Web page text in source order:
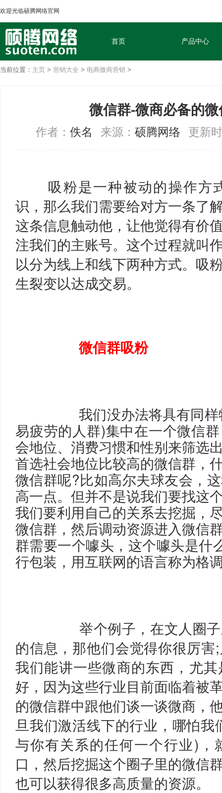
欢迎光临硕腾网络官网
首页 产品中心
当前位置： 主页 > 营销大全 > 电商微商营销 >
微信群-微商必备的
作者：佚名 来源：硕腾网络 更新
吸粉是一种被动的操作方
识，那么我们需要给对方一条了
这条信息触动他，让他觉得有价
注我们的主账号。这个过程就叫
以分为线上和线下两种方式。吸
生裂变以达成交易。
微信群吸粉
		我们没办法将具有同样特性的目标用户(比如容
易疲劳的人群)集中在一个微信
会地位、消费习惯和性别来筛选
首选社会地位比较高的微信群，
微信群呢?比如高尔夫球友会，
高一点。但并不是说我们要找这
我们要利用自己的关系去挖掘，
微信群，然后调动资源进入微信
群需要一个噱头，这个噱头是什
行包装，用互联网的语言称为格
举个例子，在文人圈
的信息，那他们会觉得你很厉
我们能讲一些微商的东西，尤
好，因为这些行业目前面临着被
的微信群中跟他们谈一谈微商，
旦我们激活线下的行业，哪怕
与你有关系的任何一个行业)，
口，然后挖掘这个圈子里的微信
也可以获得很多高质量的资源。